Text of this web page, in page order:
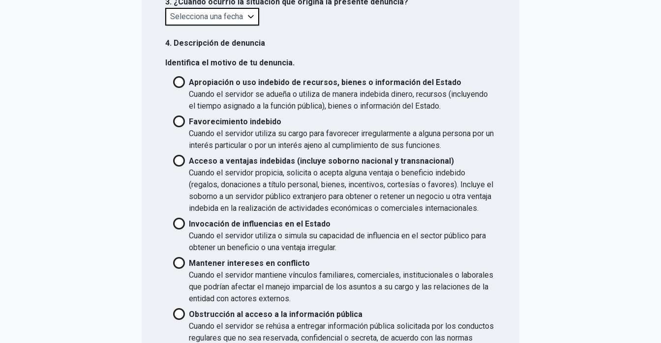
4. Descripción de denuncia
Identifica el motivo de tu denuncia.
Apropiación o uso indebido de recursos, bienes o información del Estado
Cuando el servidor se adueña o utiliza de manera indebida dinero, recursos (incluyendo
el tiempo asignado a la función pública), bienes o información del Estado.
Favorecimiento indebido
Cuando el servidor utiliza su cargo para favorecer irregularmente a alguna persona por un
interés particular o por un interés ajeno al cumplimiento de sus funciones.
Acceso a ventajas indebidas (incluye soborno nacional y transnacional)
Cuando el servidor propicia, solicita o acepta alguna ventaja o beneficio indebido
(regalos, donaciones a título personal, bienes, incentivos, cortesías o favores). Incluye el
soborno a un servidor público extranjero para obtener o retener un negocio u otra ventaja
indebida en la realización de actividades económicas o comerciales internacionales.
Invocación de influencias en el Estado
Cuando el servidor utiliza o simula su capacidad de influencia en el sector público para
obtener un beneficio o una ventaja irregular.
Mantener intereses en conflicto
Cuando el servidor mantiene vínculos familiares, comerciales, institucionales o laborales
que podrían afectar el manejo imparcial de los asuntos a su cargo y las relaciones de la
entidad con actores externos.
Obstrucción al acceso a la información pública
Cuando el servidor se rehúsa a entregar información pública solicitada por los conductos
regulares que no sea reservada, confidencial o secreta, de acuerdo con las normas